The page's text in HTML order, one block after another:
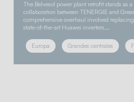
The Belvesol power plant retrofit stands as
collaboration between TENERGIE and
comprehensive overhaul involved
state-of-the-art Huawei inverters,…
Europa Grandes centrales